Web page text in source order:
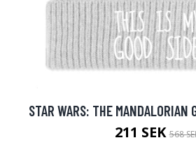
STAR WARS: THE MANDALORIAN
211 SEK568